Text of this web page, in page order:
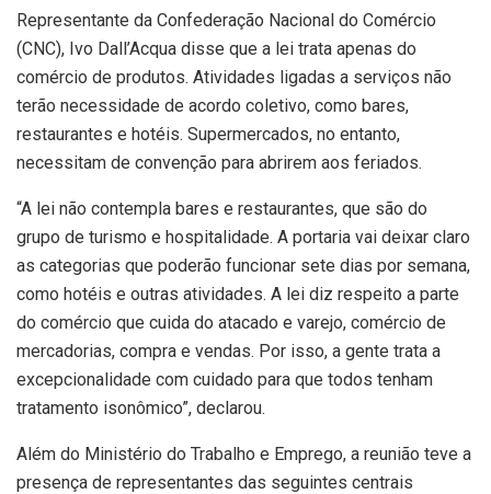
Representante da Confederação Nacional do Comércio
(CNC), Ivo Dall’Acqua disse que a lei trata apenas do
comércio de produtos. Atividades ligadas a serviços não
terão necessidade de acordo coletivo, como bares,
restaurantes e hotéis. Supermercados, no entanto,
necessitam de convenção para abrirem aos feriados.
“A lei não contempla bares e restaurantes, que são do
grupo de turismo e hospitalidade. A portaria vai deixar claro
as categorias que poderão funcionar sete dias por semana,
como hotéis e outras atividades. A lei diz respeito a parte
do comércio que cuida do atacado e varejo, comércio de
mercadorias, compra e vendas. Por isso, a gente trata a
excepcionalidade com cuidado para que todos tenham
tratamento isonômico”, declarou.
Além do Ministério do Trabalho e Emprego, a reunião teve a
presença de representantes das seguintes centrais